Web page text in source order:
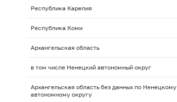
Республика Карелия
Республика Коми
Архангельская область
в том числе Ненецкий автономный округ
Архангельская область без данных по Ненецкому
автономному округу